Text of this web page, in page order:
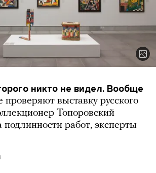
никто не видел. Вообще
проверяют выставку русского
Топоровский
подлинности работ, эксперты